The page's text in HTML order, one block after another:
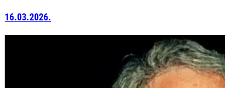
16.03.2026.